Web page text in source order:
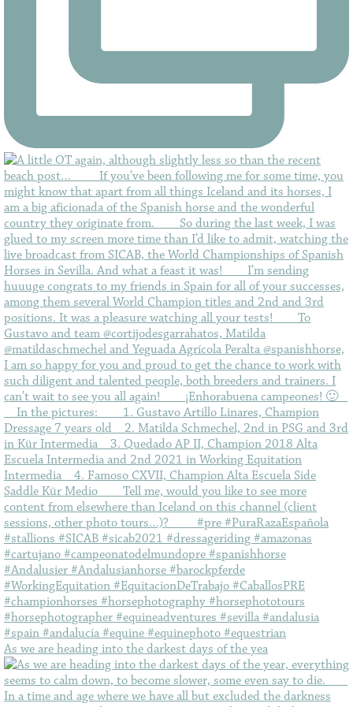
As we are heading into the darkest days of the yea